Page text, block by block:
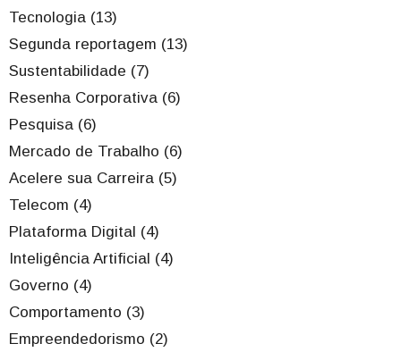
Tecnologia (13)
Segunda reportagem (13)
Sustentabilidade (7)
Resenha Corporativa (6)
Pesquisa (6)
Mercado de Trabalho (6)
Acelere sua Carreira (5)
Telecom (4)
Plataforma Digital (4)
Inteligência Artificial (4)
Governo (4)
Comportamento (3)
Empreendedorismo (2)